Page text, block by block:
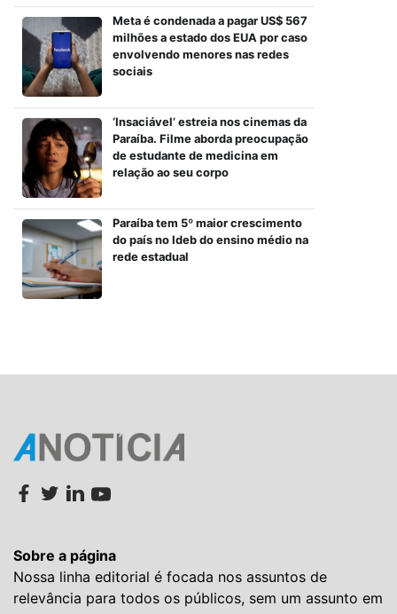
Meta é condenada a pagar US$ 567
milhões a estado dos EUA por caso
envolvendo menores nas redes
sociais
‘Insaciável’ estreia nos cinemas da
Paraíba. Filme aborda preocupação
de estudante de medicina em
relação ao seu corpo
Paraíba tem 5º maior crescimento
do país no Ideb do ensino médio na
rede estadual
Sobre a página
Nossa linha editorial é focada nos assuntos de
relevância para todos os públicos, sem um assunto em